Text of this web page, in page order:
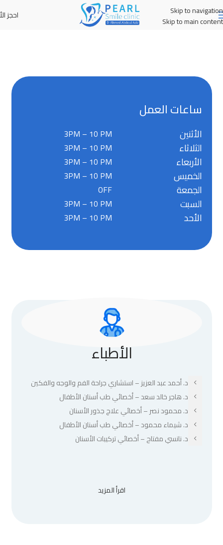
Skip to navigation
Skip to main content
MENU احجز
ساعات العمل
3PM – 10 PM الأثنين
3PM – 10 PM الثلاثاء
3PM – 10 PM الأربعاء
3PM – 10 PM الخميس
OFF الجمعة
3PM – 10 PM السبت
3PM – 10 PM الأحد
الأطباء
د. أحمد عبد العزيز – استشاري جراحة الفم والوجه والفكين
د. هاجر خالد سعد – أخصائي طب أسنان الأطفال
د. محمود نصر – أخصائي علاج جذور الأسنان
د. شيماء محمود – أخصائي طب أسنان الأطفال
د. نانسي مفتاح – أخصائي تركيبات الأسنان
اقرأ المزيد